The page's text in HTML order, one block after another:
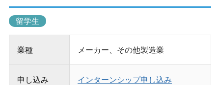
留学生
業種 メーカー、その他製造業
申し込み インターンシップ申し込み